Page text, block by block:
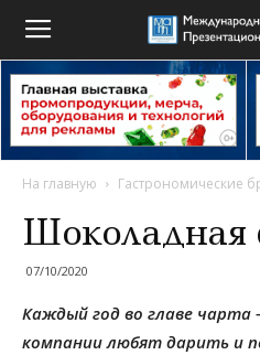
На главную Гастрономические
Шоколадная
07/10/2020
Каждый год во главе чарта
компании любят дарить и